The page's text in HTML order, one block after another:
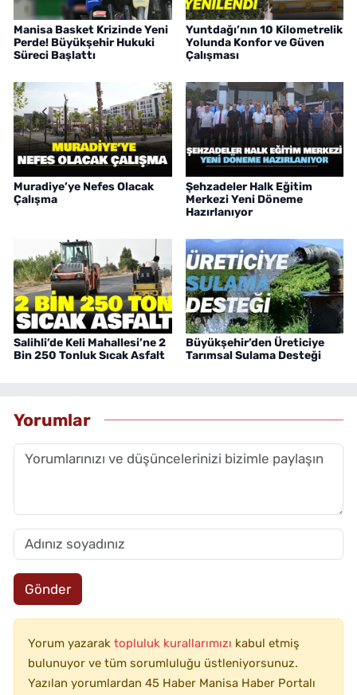
Manisa Basket Krizinde Yeni
Perde! Büyükşehir Hukuki
Süreci Başlattı
Yuntdağı’nın 10 Kilometrelik
Yolunda Konfor ve Güven
Çalışması
Muradiye’ye Nefes Olacak
Çalışma
Şehzadeler Halk Eğitim
Merkezi Yeni Döneme
Hazırlanıyor
Salihli’de Keli Mahallesi’ne 2
Bin 250 Tonluk Sıcak Asfalt
Büyükşehir’den Üreticiye
Tarımsal Sulama Desteği
Yorumlar
Gönder
Yorum yazarak topluluk kurallarımızı kabul etmiş
bulunuyor ve tüm sorumluluğu üstleniyorsunuz.
Yazılan yorumlardan 45 Haber Manisa Haber Portalı